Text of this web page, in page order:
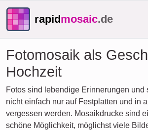
rapidmosaic.de
Fotomosaik als
Hochzeit
Fotos sind lebendige Erinnerungen und
nicht einfach nur auf Festplatten und in
vergessen werden. Mosaikdrucke sind
schöne Möglichkeit, möglichst viele